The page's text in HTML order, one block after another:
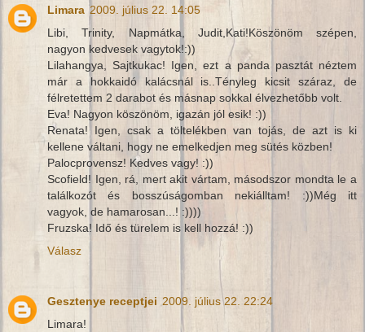
Limara 2009. július 22. 14:05
Libi, Trinity, Napmátka, Judit,Kati!Köszönöm szépen,
nagyon kedvesek vagytok!:))
Lilahangya, Sajtkukac! Igen, ezt a panda pasztát néztem
már a hokkaidó kalácsnál is..Tényleg kicsit száraz, de
félretettem 2 darabot és másnap sokkal élvezhetőbb volt.
Eva! Nagyon köszönöm, igazán jól esik! :))
Renata! Igen, csak a töltelékben van tojás, de azt is ki
kellene váltani, hogy ne emelkedjen meg sütés közben!
Palocprovensz! Kedves vagy! :))
Scofield! Igen, rá, mert akit vártam, másodszor mondta le a
találkozót és bosszúságomban nekiálltam! :))Még itt
vagyok, de hamarosan...! :))))
Fruzska! Idő és türelem is kell hozzá! :))
Válasz
Gesztenye receptjei 2009. július 22. 22:24
Limara!